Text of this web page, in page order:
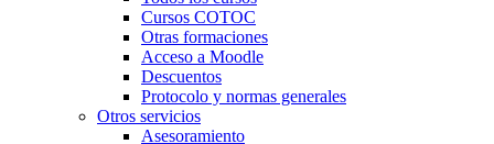
Cursos COTOC
Otras formaciones
Acceso a Moodle
Descuentos
Protocolo y normas generales
Otros servicios
Asesoramiento